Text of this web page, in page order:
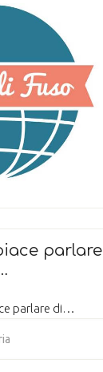
parlare
parlare di…